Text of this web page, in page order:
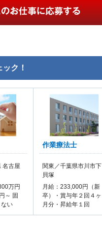
ク！
名古屋
万円
～ 固
い
作業療法士
関東／千葉県市川市下
貝塚
月給：233,000円（新
卒）・賞与年２回４ヶ
月分・昇給年１回